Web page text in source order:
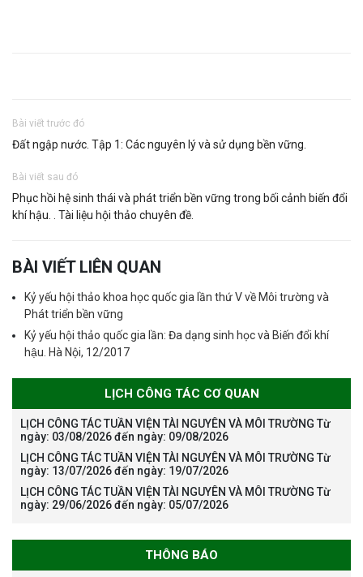
Bài viết trước đó
Đất ngập nước. Tập 1: Các nguyên lý và sử dụng bền vững.
Bài viết sau đó
Phục hồi hệ sinh thái và phát triển bền vững trong bối cảnh biến đổi
khí hậu. . Tài liệu hội thảo chuyên đề.
BÀI VIẾT LIÊN QUAN
Kỷ yếu hội thảo khoa học quốc gia lần thứ V về Môi trường và
Phát triển bền vững
Kỷ yếu hội thảo quốc gia lần: Đa dạng sinh học và Biến đổi khí
hậu. Hà Nội, 12/2017
LỊCH CÔNG TÁC CƠ QUAN
LỊCH CÔNG TÁC TUẦN VIỆN TÀI NGUYÊN VÀ MÔI TRƯỜNG Từ
ngày: 03/08/2026 đến ngày: 09/08/2026
LỊCH CÔNG TÁC TUẦN VIỆN TÀI NGUYÊN VÀ MÔI TRƯỜNG Từ
ngày: 13/07/2026 đến ngày: 19/07/2026
LỊCH CÔNG TÁC TUẦN VIỆN TÀI NGUYÊN VÀ MÔI TRƯỜNG Từ
ngày: 29/06/2026 đến ngày: 05/07/2026
THÔNG BÁO